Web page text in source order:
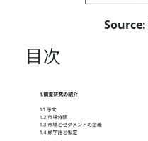
Source:
目次